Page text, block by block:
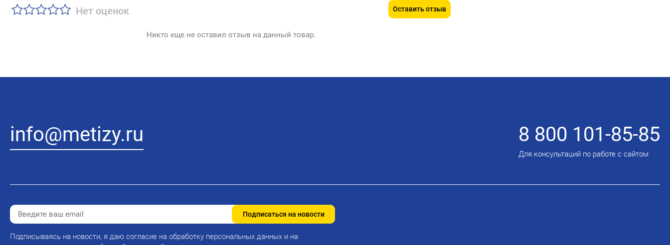
Нет оценок Оставить отзыв
Никто еще не оставил отзыв на данный товар.
info@metizy.ru 8 800 101-85-85
Для консультаций по работе с сайтом
Подписаться на новости
Подписываясь на новости, я даю согласие на обработку персональных данных и на